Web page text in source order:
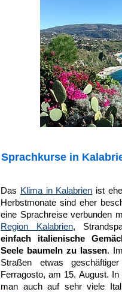
Sprachkurse in
Das Klima in Kalabrien ist
Herbstmonate sind eher
eine Sprachreise verbunden
Region Kalabrien,
einfach italienische
Seele baumeln zu lassen.
Straßen etwas
Ferragosto, am 15. August.
man auch auf sehr viele